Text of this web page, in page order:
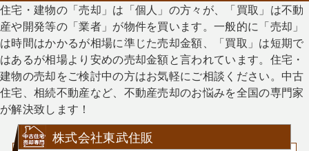
住宅・建物の「売却」は「個人」の方々が、「買取」は不動
産や開発等の「業者」が物件を買います。一般的に「売却」
は時間はかかるが相場に準じた売却金額、「買取」は短期で
はあるが相場より安めの売却金額と言われています。住宅・
建物の売却をご検討中の方はお気軽にご相談ください。中古
住宅、相続不動産など、不動産売却のお悩みを全国の専門家
が解決致します！
株式会社東武住販